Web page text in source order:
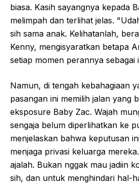
biasa. Kasih sayangnya kepada
melimpah dan terlihat jelas.
sih sama anak. Kelihatanlah,
Kenny, mengisyaratkan betapa
setiap momen perannya sebagai
Namun, di tengah kebahagiaan
pasangan ini memilih jalan yang
eksposure Baby Zac. Wajah
sengaja belum diperlihatkan ke
menjelaskan bahwa keputusan
menjaga privasi keluarga
ajalah. Bukan nggak mau jadiin
sih, dan untuk menghindari hal-